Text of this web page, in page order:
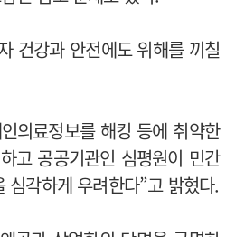
건강과 안전에도 위해를 끼칠
의료정보를 해킹 등에 취약한
고 공공기관인 심평원이 민간
각하게 우려한다”고 밝혔다.